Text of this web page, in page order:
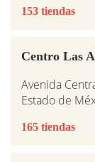
153 tiendas
Centro Las
Avenida
Estado de
165 tiendas